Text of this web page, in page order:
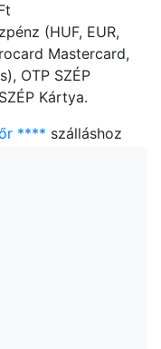
(HUF, EUR,
Mastercard,
OTP SZÉP
Kártya.
**** szálláshoz